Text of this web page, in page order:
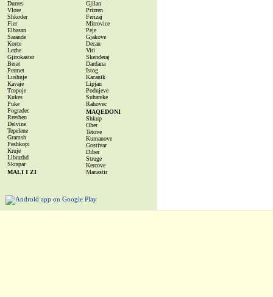
Durres
Vlore
Shkoder
Fier
Elbasan
Sarande
Korce
Lezhe
Gjirokaster
Berat
Permet
Lushnje
Kavaje
Tropoje
Kukes
Puke
Pogradec
Rreshen
Delvine
Tepelene
Gramsh
Peshkopi
Kruje
Librazhd
Skrapar
MALI I ZI
Gjilan
Prizren
Ferizaj
Mitrovice
Peje
Gjakove
Decan
Viti
Skenderaj
Dardana
Istog
Kacanik
Lipjan
Podujeve
Suhareke
Rahovec
MAQEDONI
Shkup
Oher
Tetove
Kumanove
Gostivar
Diber
Struge
Kercove
Manastir